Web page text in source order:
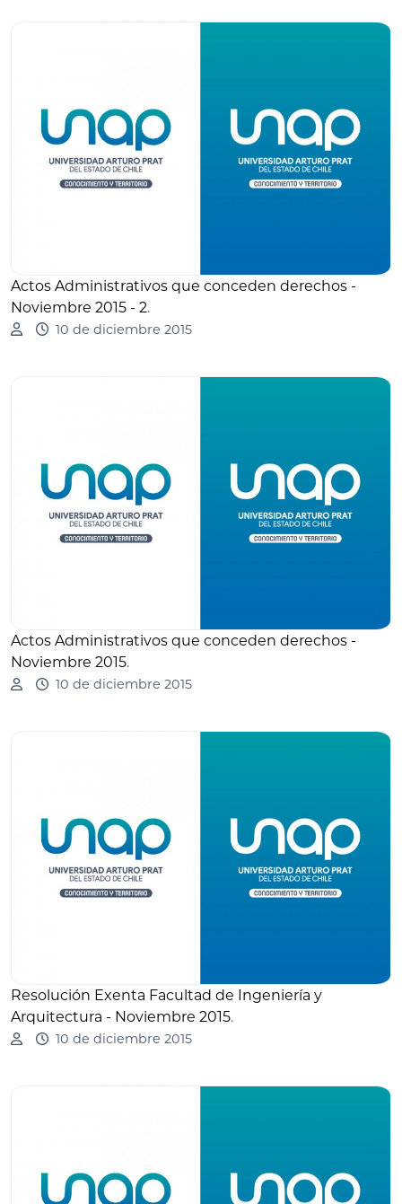
Actos Administrativos que conceden derechos -
Noviembre 2015 - 2.
10 de diciembre 2015
Actos Administrativos que conceden derechos -
Noviembre 2015.
10 de diciembre 2015
Resolución Exenta Facultad de Ingeniería y
Arquitectura - Noviembre 2015.
10 de diciembre 2015